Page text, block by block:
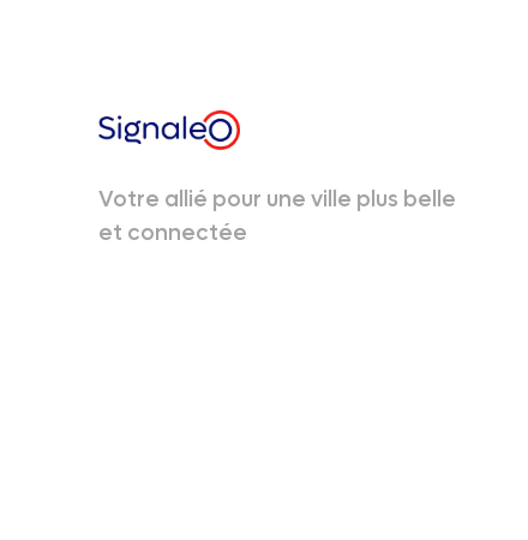
Votre allié pour une ville plus belle
et connectée